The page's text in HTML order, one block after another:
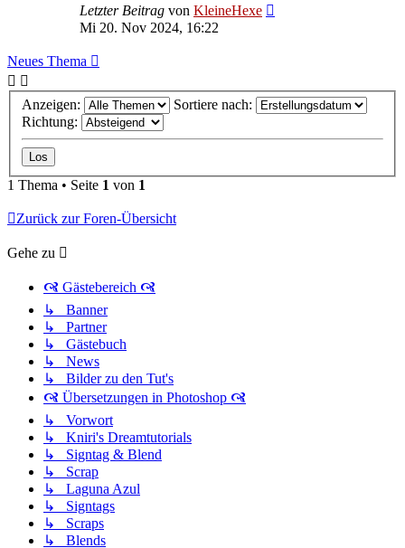
Letzter Beitrag von KleineHexe
Mi 20. Nov 2024, 16:22
Neues Thema
Anzeigen:
Sortiere nach:
Richtung:
1 Thema • Seite 1 von 1
Zurück zur Foren-Übersicht
Gehe zu
🙧 Gästebereich 🙧
↳ Banner
↳ Partner
↳ Gästebuch
↳ News
↳ Bilder zu den Tut's
🙧 Übersetzungen in Photoshop 🙧
↳ Vorwort
↳ Kniri's Dreamtutorials
↳ Signtag & Blend
↳ Scrap
↳ Laguna Azul
↳ Signtags
↳ Scraps
↳ Blends